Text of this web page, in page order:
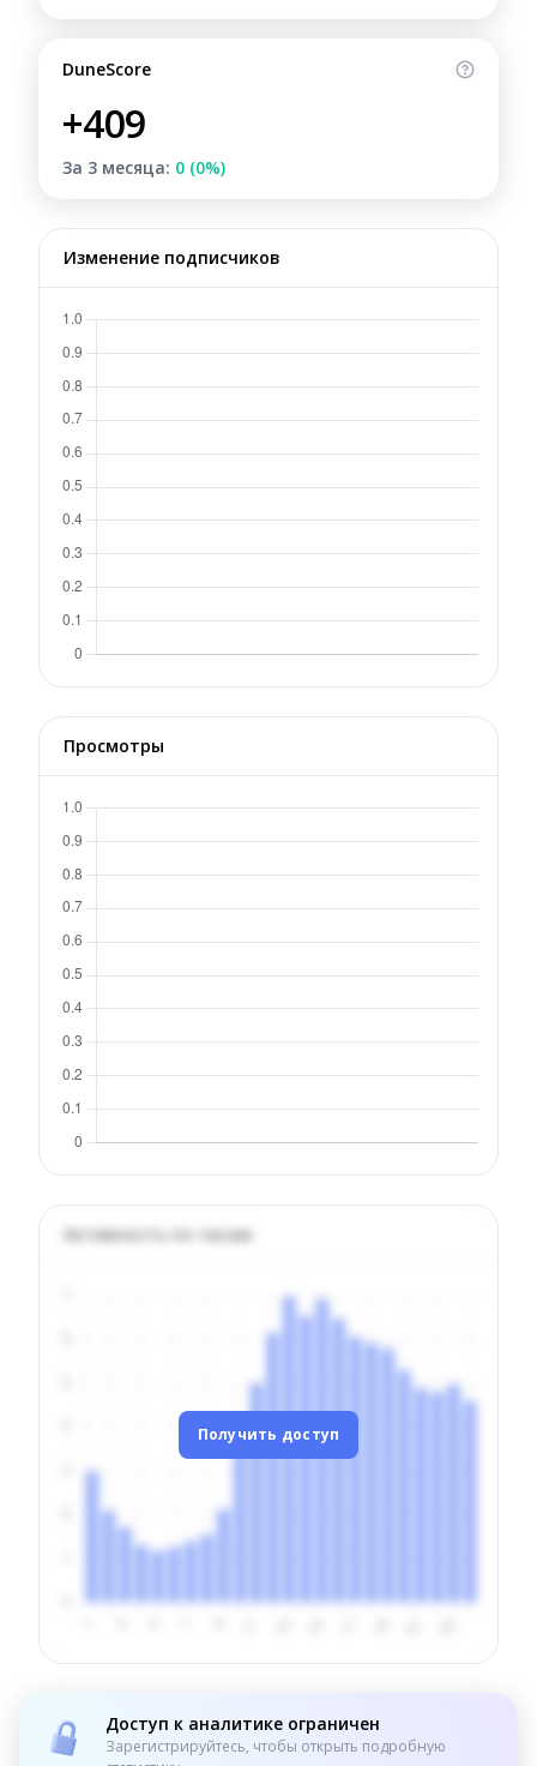
DuneScore
+409
За 3 месяца: 0 (0%)
Изменение подписчиков
Просмотры
Активность по часам
Получить доступ
Доступ к аналитике ограничен
Зарегистрируйтесь, чтобы открыть подробную